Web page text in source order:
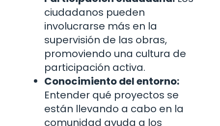
ciudadanos pueden
involucrarse más en la
supervisión de las obras,
promoviendo una cultura de
participación activa.
Conocimiento del entorno:
Entender qué proyectos se
están llevando a cabo en la
comunidad ayuda a los